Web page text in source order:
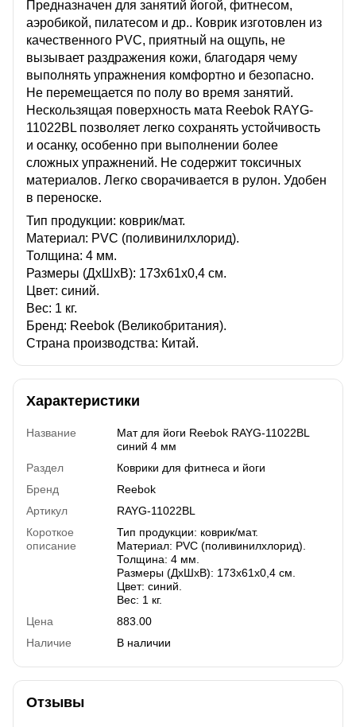
Предназначен для занятий йогой, фитнесом,
аэробикой, пилатесом и др.. Коврик изготовлен из
качественного PVC, приятный на ощупь, не
вызывает раздражения кожи, благодаря чему
выполнять упражнения комфортно и безопасно.
Не перемещается по полу во время занятий.
Нескользящая поверхность мата Reebok RAYG-
11022BL позволяет легко сохранять устойчивость
и осанку, особенно при выполнении более
сложных упражнений. Не содержит токсичных
материалов. Легко сворачивается в рулон. Удобен
в переноске.
Тип продукции: коврик/мат.
Материал: PVC (поливинилхлорид).
Толщина: 4 мм.
Размеры (ДхШхВ): 173х61х0,4 см.
Цвет: синий.
Вес: 1 кг.
Бренд: Reebok (Великобритания).
Страна производства: Китай.
Характеристики
Название
Мат для йоги Reebok RAYG-11022BL
синий 4 мм
Раздел
Коврики для фитнеса и йоги
Бренд
Reebok
Артикул
RAYG-11022BL
Короткое
описание
Тип продукции: коврик/мат.
Материал: PVC (поливинилхлорид).
Толщина: 4 мм.
Размеры (ДхШхВ): 173х61х0,4 см.
Цвет: синий.
Вес: 1 кг.
Цена
883.00
Наличие
В наличии
Отзывы